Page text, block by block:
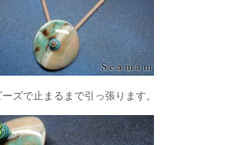
ズで止まるまで引っ張ります。